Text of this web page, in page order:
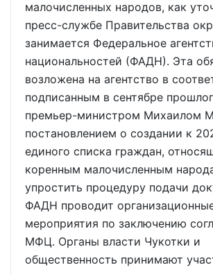
малочисленных народов, как
пресс-службе Правительства
занимается Федеральное
национальностей (ФАДН). Эта
возложена на агентство в
подписанным в сентябре
премьер-министром Михаилом
постановлением о создании к
единого списка граждан,
коренным малочисленным
упростить процедуру подачи
ФАДН проводит
мероприятия по заключению
МФЦ. Органы власти Чукотки и
общественность принимают